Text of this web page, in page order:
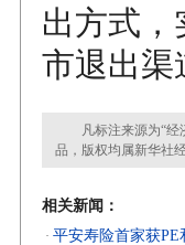
出方式
市退出渠
凡标注来源为“经济
品，版权均属新华社
相关新闻：
· 平安寿险首家获PE